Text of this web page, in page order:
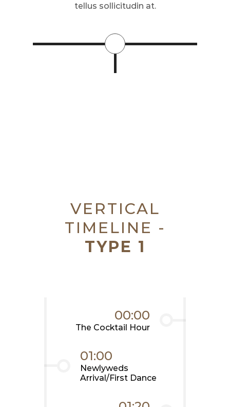
tellus sollicitudin at.
VERTICAL
TIMELINE -
TYPE 1
00:00
The Cocktail Hour
01:00
Newlyweds
Arrival/First Dance